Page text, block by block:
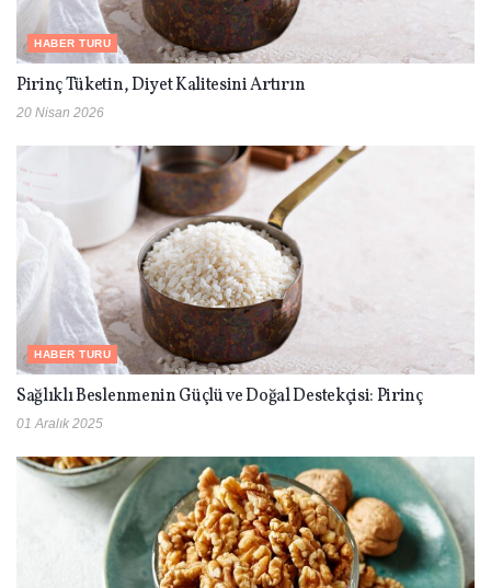
HABER TURU
Pirinç Tüketin, Diyet Kalitesini Artırın
20 Nisan 2026
HABER TURU
Sağlıklı Beslenmenin Güçlü ve Doğal Destekçisi: Pirinç
01 Aralık 2025